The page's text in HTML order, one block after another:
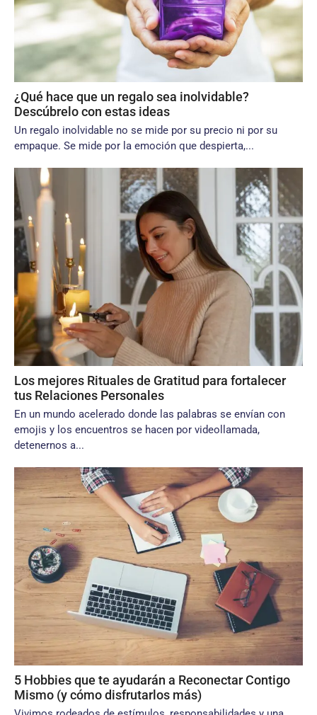
¿Qué hace que un regalo sea inolvidable?
Descúbrelo con estas ideas
Un regalo inolvidable no se mide por su precio ni por su
empaque. Se mide por la emoción que despierta,...
Los mejores Rituales de Gratitud para fortalecer
tus Relaciones Personales
En un mundo acelerado donde las palabras se envían con
emojis y los encuentros se hacen por videollamada,
detenernos a...
5 Hobbies que te ayudarán a Reconectar Contigo
Mismo (y cómo disfrutarlos más)